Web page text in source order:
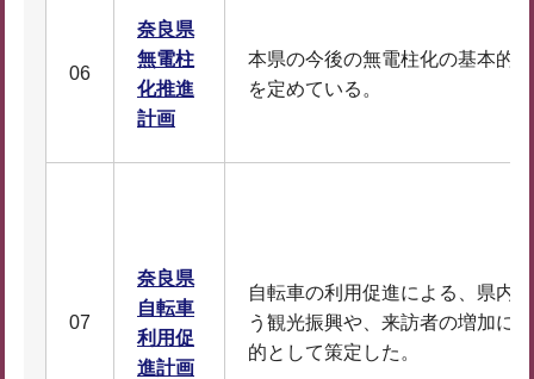
06
奈良県
無電柱
化推進
計画
本県の今後の無電柱化の基本的
を定めている。
07
奈良県
自転車
利用促
進計画
自転車の利用促進による、県内
う観光振興や、来訪者の増加に
的として策定した。